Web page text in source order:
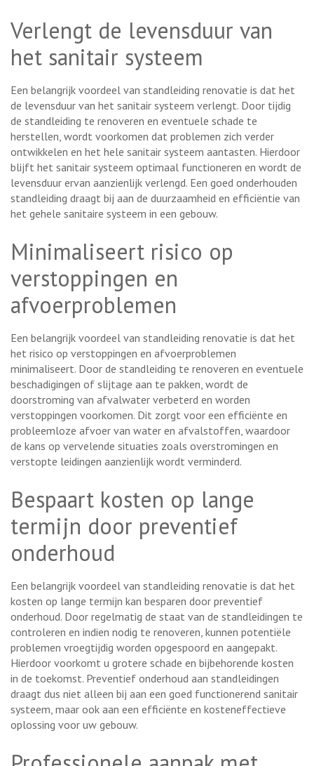
Verlengt de levensduur van
het sanitair systeem
Een belangrijk voordeel van standleiding renovatie is dat het
de levensduur van het sanitair systeem verlengt. Door tijdig
de standleiding te renoveren en eventuele schade te
herstellen, wordt voorkomen dat problemen zich verder
ontwikkelen en het hele sanitair systeem aantasten. Hierdoor
blijft het sanitair systeem optimaal functioneren en wordt de
levensduur ervan aanzienlijk verlengd. Een goed onderhouden
standleiding draagt bij aan de duurzaamheid en efficiëntie van
het gehele sanitaire systeem in een gebouw.
Minimaliseert risico op
verstoppingen en
afvoerproblemen
Een belangrijk voordeel van standleiding renovatie is dat het
het risico op verstoppingen en afvoerproblemen
minimaliseert. Door de standleiding te renoveren en eventuele
beschadigingen of slijtage aan te pakken, wordt de
doorstroming van afvalwater verbeterd en worden
verstoppingen voorkomen. Dit zorgt voor een efficiënte en
probleemloze afvoer van water en afvalstoffen, waardoor
de kans op vervelende situaties zoals overstromingen en
verstopte leidingen aanzienlijk wordt verminderd.
Bespaart kosten op lange
termijn door preventief
onderhoud
Een belangrijk voordeel van standleiding renovatie is dat het
kosten op lange termijn kan besparen door preventief
onderhoud. Door regelmatig de staat van de standleidingen te
controleren en indien nodig te renoveren, kunnen potentiële
problemen vroegtijdig worden opgespoord en aangepakt.
Hierdoor voorkomt u grotere schade en bijbehorende kosten
in de toekomst. Preventief onderhoud aan standleidingen
draagt dus niet alleen bij aan een goed functionerend sanitair
systeem, maar ook aan een efficiënte en kosteneffectieve
oplossing voor uw gebouw.